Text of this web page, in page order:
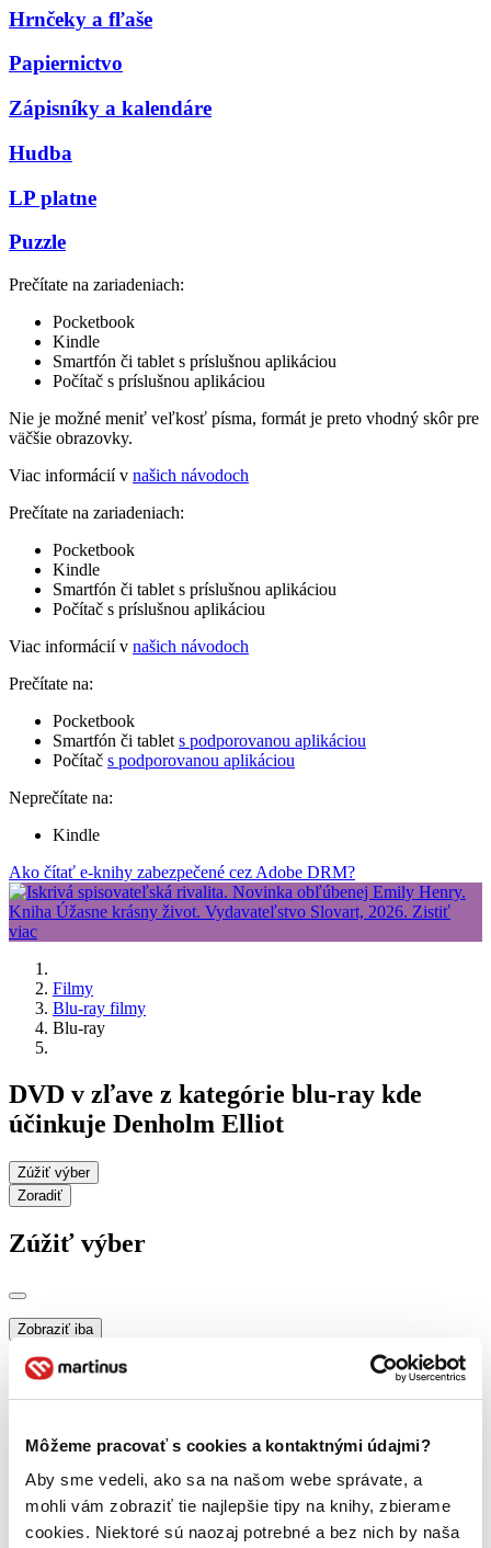
Môžeme pracovať s cookies a kontaktnými údajmi?
Aby sme vedeli, ako sa na našom webe správate, a
mohli vám zobraziť tie najlepšie tipy na knihy, zbierame
cookies. Niektoré sú naozaj potrebné a bez nich by naša
Hrnčeky a fľaše
Papiernictvo
Zápisníky a kalendáre
Hudba
LP platne
Puzzle
Prečítate na zariadeniach:
Pocketbook
Kindle
Smartfón či tablet s príslušnou aplikáciou
Počítač s príslušnou aplikáciou
Nie je možné meniť veľkosť písma, formát je preto vhodný skôr pre
väčšie obrazovky.
Viac informácií v našich návodoch
Prečítate na zariadeniach:
Pocketbook
Kindle
Smartfón či tablet s príslušnou aplikáciou
Počítač s príslušnou aplikáciou
Viac informácií v našich návodoch
Prečítate na:
Pocketbook
Smartfón či tablet s podporovanou aplikáciou
Počítač s podporovanou aplikáciou
Neprečítate na:
Kindle
Ako čítať e-knihy zabezpečené cez Adobe DRM?
Filmy
Blu-ray filmy
Blu-ray
DVD v zľave z kategórie blu-ray kde
účinkuje Denholm Elliot
Zúžiť výber
Zoradiť
Zúžiť výber
Zobraziť iba
zľavnené tituly (0 titulov)
na centrálnom sklade (0 titulov)
na centrálnom sklade
predpredaj (0 titulov)
pripravujeme (0 titulov)pripravujeme
dostupná (bez vypredaných) (0 titulov)dostupná (bez
vypredaných)